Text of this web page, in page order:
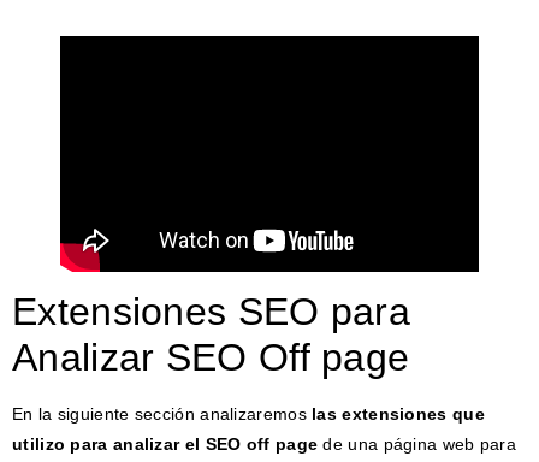
Extensiones SEO para
Analizar SEO Off page
En la siguiente sección analizaremos las extensiones que
utilizo para analizar el SEO off page de una página web para